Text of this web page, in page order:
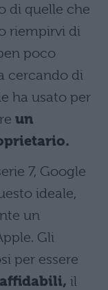
di quelle che
riempirvi di
poco
cercando di
ha usato per
un
7, Google
ideale,
un
Gli
per essere
il